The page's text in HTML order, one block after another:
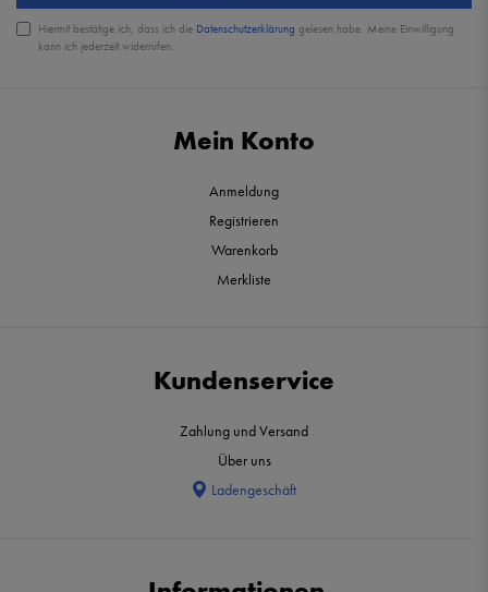
Mein Konto
Anmeldung
Registrieren
Warenkorb
Merkliste
Kundenservice
Zahlung und Versand
Über uns
Ladengeschäft
Hiermit bestätige ich, dass ich die Daten­schutz­erklärung gelesen habe. Meine Einwilligung
kann ich jederzeit widerrufen.